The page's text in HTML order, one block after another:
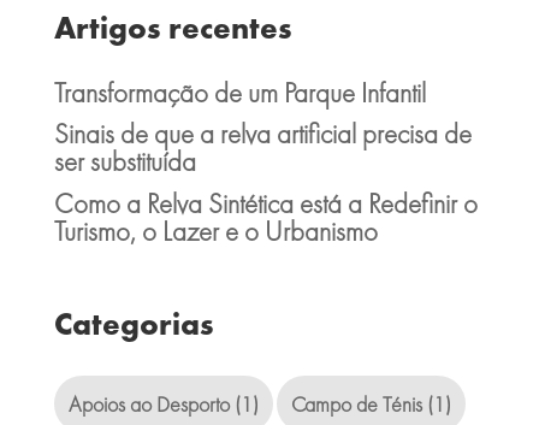
Artigos recentes
Transformação de um Parque Infantil
Sinais de que a relva artificial precisa de
ser substituída
Como a Relva Sintética está a Redefinir o
Turismo, o Lazer e o Urbanismo
Categorias
Apoios ao Desporto(1) Campo de Ténis(1)